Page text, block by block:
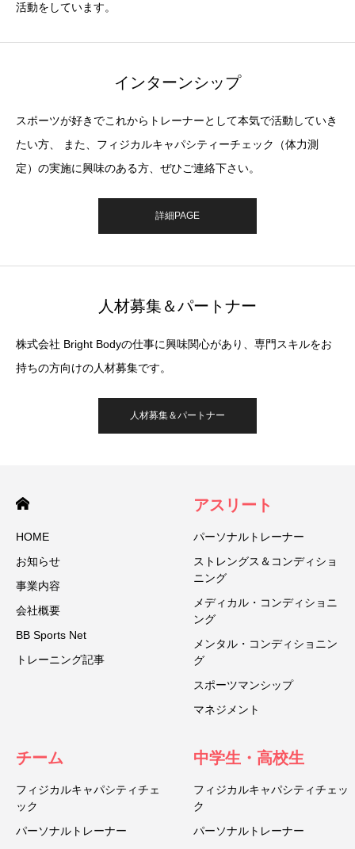
活動をしています。
インターンシップ
スポーツが好きでこれからトレーナーとして本気で活動していき
たい方、 また、フィジカルキャパシティーチェック（体力測
定）の実施に興味のある方、ぜひご連絡下さい。
詳細PAGE
人材募集＆パートナー
株式会社 Bright Bodyの仕事に興味関心があり、専門スキルをお
持ちの方向けの人材募集です。
人材募集＆パートナー
HOME
お知らせ
事業内容
会社概要
BB Sports Net
トレーニング記事
アスリート
パーソナルトレーナー
ストレングス＆コンディショ
ニング
メディカル・コンディショニ
ング
メンタル・コンディショニン
グ
スポーツマンシップ
マネジメント
チーム
フィジカルキャパシティチェ
ック
パーソナルトレーナー
中学生・高校生
フィジカルキャパシティチェッ
ク
パーソナルトレーナー